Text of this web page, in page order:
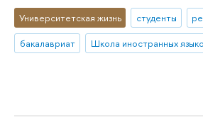
Университетская жизнь студенты
бакалавриат
Школа иностранных